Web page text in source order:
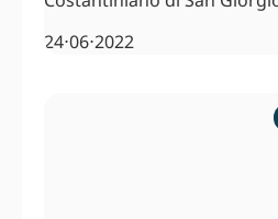
24⋅06⋅2022